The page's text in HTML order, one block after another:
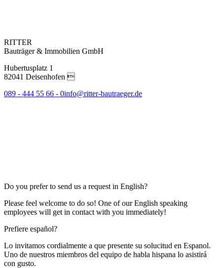
RITTER
Bauträger & Immobilien GmbH
Hubertusplatz 1
82041 Deisenhofen 
089 - 444 55 66 - 0info@ritter-bautraeger.de
Do you prefer to send us a request in English?
Please feel welcome to do so! One of our English speaking
employees will get in contact with you immediately!
Prefiere español?
Lo invitamos cordialmente a que presente su solucitud en Espanol.
Uno de nuestros miembros del equipo de habla hispana lo asistirá
con gusto.